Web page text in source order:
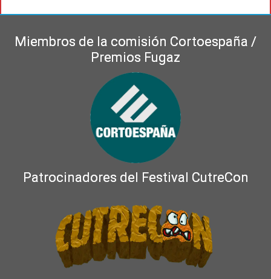
Miembros de la comisión Cortoespaña /
Premios Fugaz
Patrocinadores del Festival CutreCon